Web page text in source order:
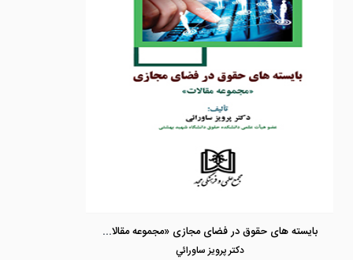
بایسته های حقوق در فضای مجازی «مجموعه مقالات»
دكتر پرويز ساورائي